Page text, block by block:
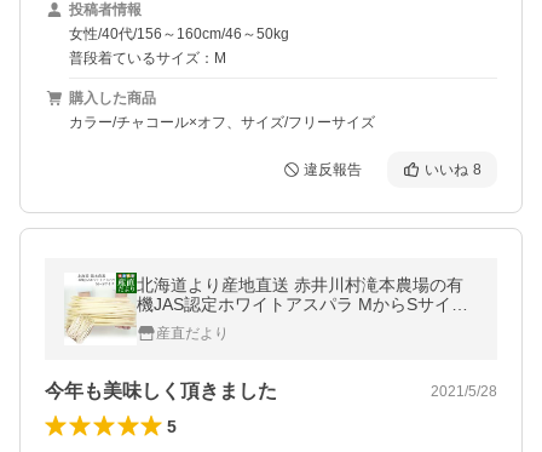
投稿者情報
女性/40代/156～160cm/46～50kg
普段着ているサイズ：M
購入した商品
カラー/チャコール×オフ、サイズ/フリーサイズ
違反報告 いいね 8
北海道より産地直送 赤井川村滝本農場の有
機JAS認定ホワイトアスパラ MからSサイズ
1キロ 送料無料 アスパラガス ※クール便発
送 産直だより
今年も美味しく頂きました 2021/5/28
5